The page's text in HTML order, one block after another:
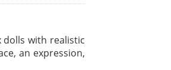
dolls with realistic
an expression,